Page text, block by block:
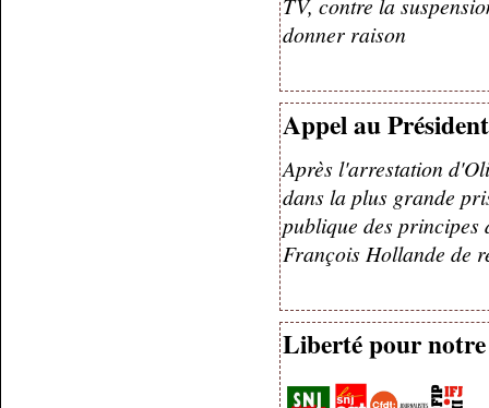
donner raison
Appel au
Après l'arrestation
dans la plus grande
publique des principes
François Hollande de
Liberté pour